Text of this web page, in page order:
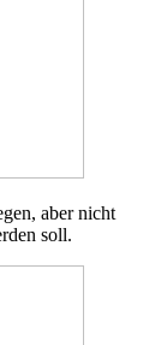
aber nicht
soll.